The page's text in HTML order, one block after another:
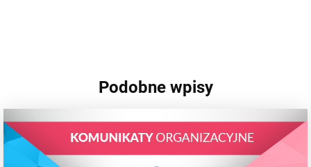
Podobne wpisy